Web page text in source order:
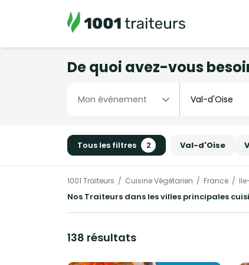
De quoi avez-vous
Tous les filtres 2 Val-d'Oise
1001 Traiteurs Cuisine Végétarien France
Nos Traiteurs dans les villes principales
138 résultats